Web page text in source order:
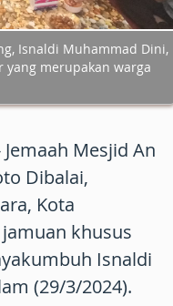
Isnaldi Muhammad Dini,
merupakan warga
Mesjid An
Dibalai,
Kota
khusus
Isnaldi
(29/3/2024).